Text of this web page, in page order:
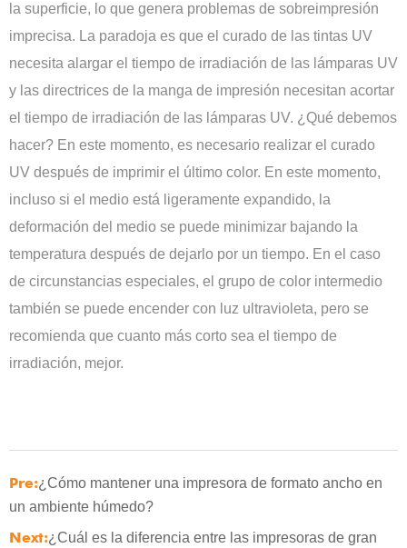
la superficie, lo que genera problemas de sobreimpresión
imprecisa. La paradoja es que el curado de las tintas UV
necesita alargar el tiempo de irradiación de las lámparas UV
y las directrices de la manga de impresión necesitan acortar
el tiempo de irradiación de las lámparas UV. ¿Qué debemos
hacer? En este momento, es necesario realizar el curado
UV después de imprimir el último color. En este momento,
incluso si el medio está ligeramente expandido, la
deformación del medio se puede minimizar bajando la
temperatura después de dejarlo por un tiempo. En el caso
de circunstancias especiales, el grupo de color intermedio
también se puede encender con luz ultravioleta, pero se
recomienda que cuanto más corto sea el tiempo de
irradiación, mejor.
Pre:¿Cómo mantener una impresora de formato ancho en
un ambiente húmedo?
Next:¿Cuál es la diferencia entre las impresoras de gran